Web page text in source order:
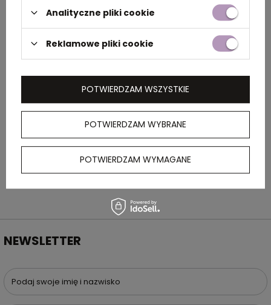
Wykonana z plastiku (PS) gra 4 w rzędzie z
żetonami w dwóch kolorach i składaną
planszą, co świetnie sprawdzi się np. w
NEWSLETTER
Podaj swoje imię i nazwisko
Analityczne pliki cookie
Reklamowe pliki cookie
POTWIERDZAM WYBRANE
POTWIERDZAM WYMAGANE
POTWIERDZAM WSZYSTKIE